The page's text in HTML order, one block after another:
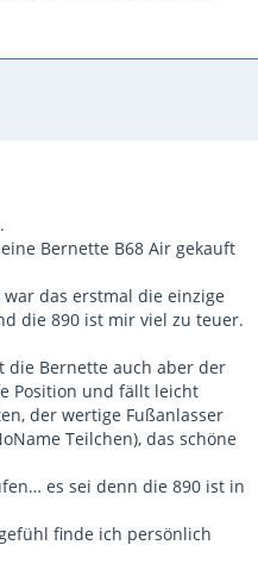
Bernette B68 Air gekauft
das erstmal die einzige
die 890 ist mir viel zu teuer.
die Bernette auch aber der
Position und fällt leicht
der wertige Fußanlasser
Teilchen), das schöne
es sei denn die 890 ist in
finde ich persönlich